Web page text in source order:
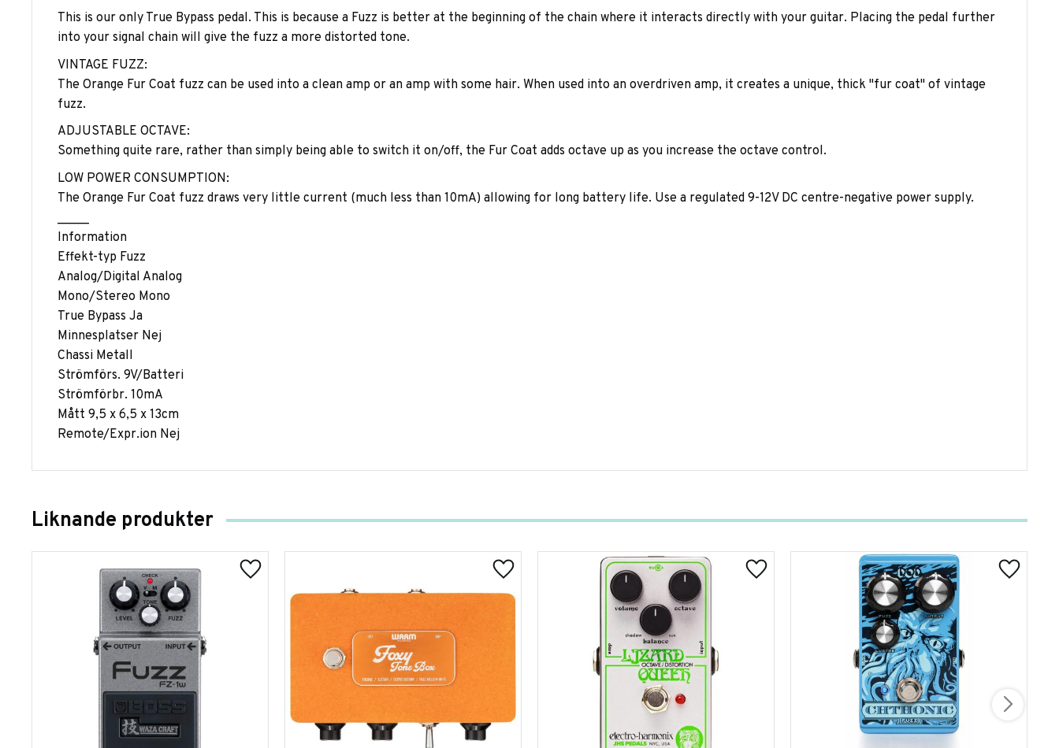
This is our only True Bypass pedal. This is because a Fuzz is better at the beginning of the chain where it interacts directly with your guitar. Placing the pedal further
into your signal chain will give the fuzz a more distorted tone.
VINTAGE FUZZ:
The Orange Fur Coat fuzz can be used into a clean amp or an amp with some hair. When used into an overdriven amp, it creates a unique, thick "fur coat" of vintage
fuzz.
ADJUSTABLE OCTAVE:
Something quite rare, rather than simply being able to switch it on/off, the Fur Coat adds octave up as you increase the octave control.
LOW POWER CONSUMPTION:
The Orange Fur Coat fuzz draws very little current (much less than 10mA) allowing for long battery life. Use a regulated 9-12V DC centre-negative power supply.
Information
Effekt-typ Fuzz
Analog/Digital Analog
Mono/Stereo Mono
True Bypass Ja
Minnesplatser Nej
Chassi Metall
Strömförs. 9V/Batteri
Strömförbr. 10mA
Mått 9,5 x 6,5 x 13cm
Remote/Expr.ion Nej
Liknande produkter